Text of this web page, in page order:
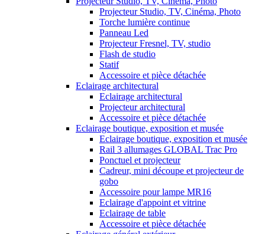
Projecteur Studio, TV, Cinéma, Photo
Torche lumière continue
Panneau Led
Projecteur Fresnel, TV, studio
Flash de studio
Statif
Accessoire et pièce détachée
Eclairage architectural
Eclairage architectural
Projecteur architectural
Accessoire et pièce détachée
Eclairage boutique, exposition et musée
Eclairage boutique, exposition et musée
Rail 3 allumages GLOBAL Trac Pro
Ponctuel et projecteur
Cadreur, mini découpe et projecteur de
gobo
Accessoire pour lampe MR16
Eclairage d'appoint et vitrine
Eclairage de table
Accessoire et pièce détachée